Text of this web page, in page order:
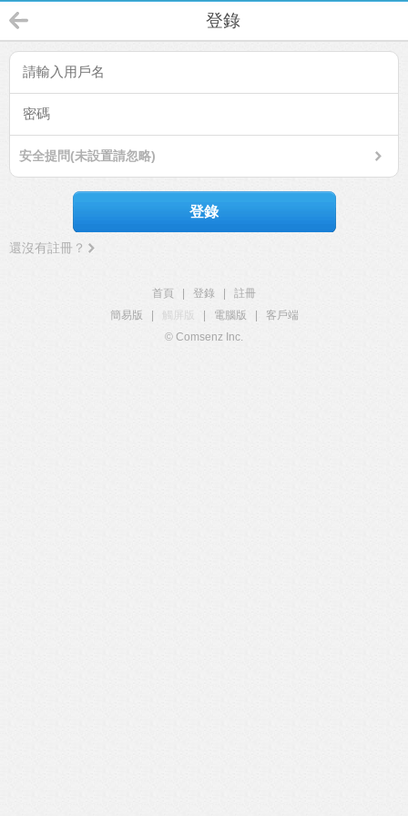
登錄
安全提問(未設置請忽略)
登錄
還沒有註冊？
首頁 登錄
註冊
簡易版
觸屏版 電腦版
客戶端
© Comsenz Inc.